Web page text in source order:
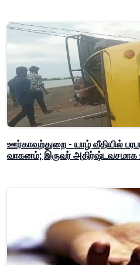
ஊர்காவற்துறை - யாழ் வீதியில்
வாகனம்; இருவர் அதிர்ஷ்டவசமாக